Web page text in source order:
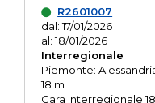
R2601007
dal: 17/01/2026
al: 18/01/2026
Interregionale
Piemonte:
18 m
Gara Interregionale